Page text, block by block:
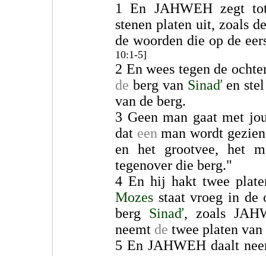
1 En JAHWEH zegt
stenen platen uit, zoals
de woorden die op de
10:1-5]
2 En wees tegen de
de berg van Sinaď en
van de berg.
3 Geen man gaat met
dat een man wordt
en het grootvee, het
tegenover die berg."
4 En hij hakt twee
Mozes staat vroeg in
berg Sinaď, zoals
neemt de twee platen
5 En JAHWEH daalt